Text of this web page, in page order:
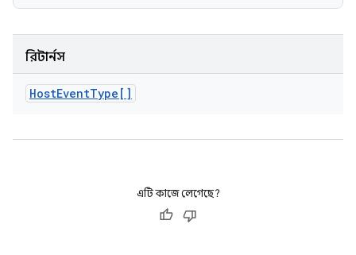
রিটার্নস
HostEventType[]
এটি কাজে লেগেছে?